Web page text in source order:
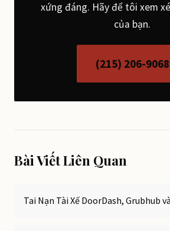
xứng đáng. Hãy để tôi xem
của bạn.
(215) 206-9068
Bài Viết Liên Quan
Tai Nạn Tài Xế DoorDash, Grubhub